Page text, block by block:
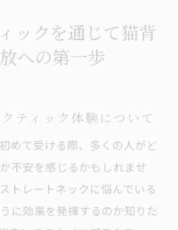
ックを通じて猫背
への第一歩
ティック体験について
めて受ける際、多くの人がど
不安を感じるかもしれませ
トレートネックに悩んでいる
に効果を発揮するのか知りた